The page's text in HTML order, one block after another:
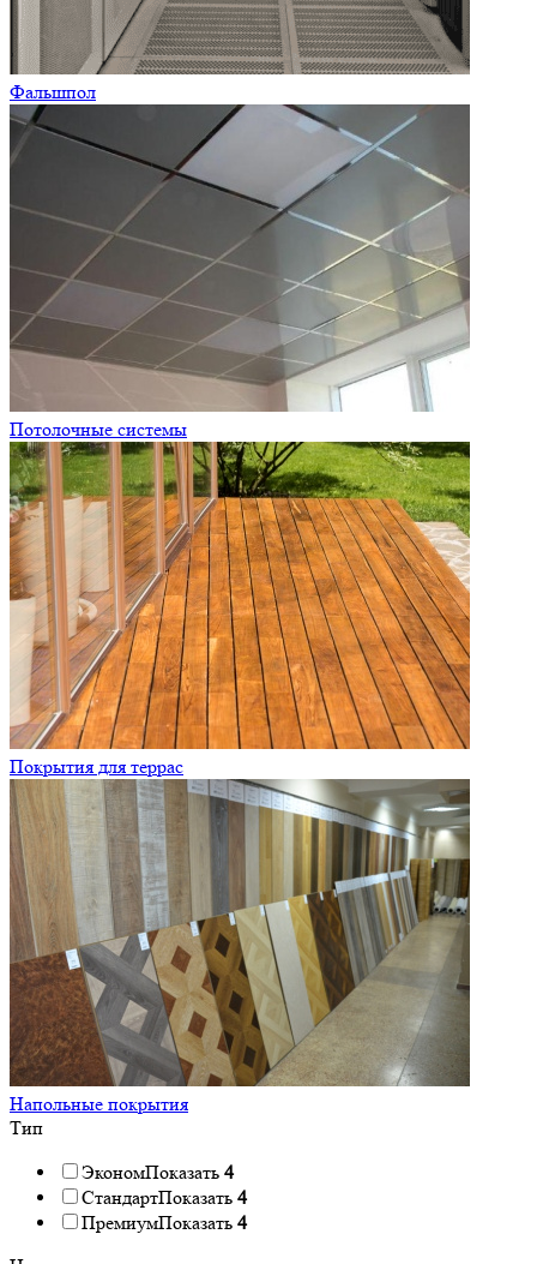
Фальшпол
Потолочные системы
Покрытия для террас
Напольные покрытия
Тип
ЭкономПоказать 4
СтандартПоказать 4
ПремиумПоказать 4